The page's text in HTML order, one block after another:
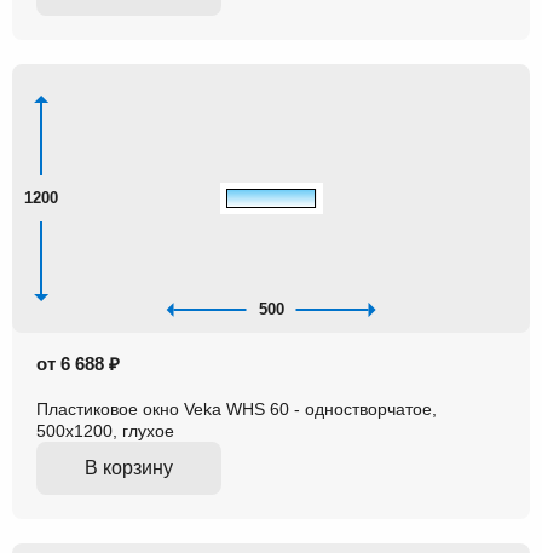
1200
500
от 6 688 ₽
Пластиковое окно Veka WHS 60 - одностворчатое,
500x1200, глухое
В корзину